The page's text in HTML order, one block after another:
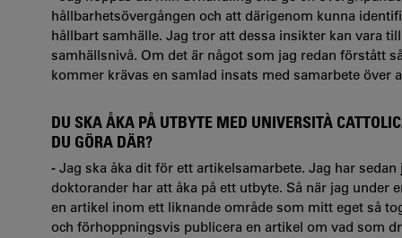
hållbarhetsövergången och att därigenom kunna
hållbart samhälle. Jag tror att dessa insikter kan vara
samhällsnivå. Om det är något som jag redan förstått
kommer krävas en samlad insats med samarbete
DU SKA ÅKA PÅ UTBYTE MED UNIVERSITÀ
DU GÖRA DÄR?
- Jag ska åka dit för ett artikelsamarbete. Jag har
doktorander har att åka på ett utbyte. Så när jag
en artikel inom ett liknande område som mitt eget så
och förhoppningsvis publicera en artikel om vad som